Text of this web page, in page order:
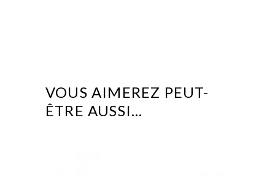
VOUS AIMEREZ PEUT-
ÊTRE AUSSI…